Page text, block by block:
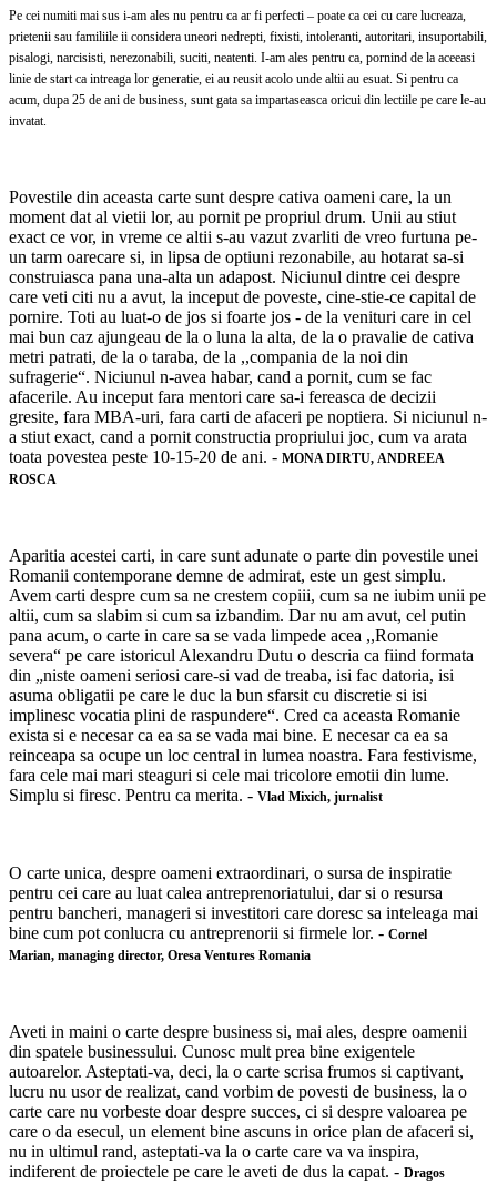
Pe cei numiti mai sus i-am ales nu pentru ca ar fi perfecti – poate ca cei cu care lucreaza,
prietenii sau familiile ii considera uneori nedrepti, fixisti, intoleranti, autoritari, insuportabili,
pisalogi, narcisisti, nerezonabili, suciti, neatenti. I-am ales pentru ca, pornind de la aceeasi
linie de start ca intreaga lor generatie, ei au reusit acolo unde altii au esuat. Si pentru ca
acum, dupa 25 de ani de business, sunt gata sa impartaseasca oricui din lectiile pe care le-au
invatat.
Povestile din aceasta carte sunt despre cativa oameni care, la un
moment dat al vietii lor, au pornit pe propriul drum. Unii au stiut
exact ce vor, in vreme ce altii s-au vazut zvarliti de vreo furtuna pe-
un tarm oarecare si, in lipsa de optiuni rezonabile, au hotarat sa-si
construiasca pana una-alta un adapost. Niciunul dintre cei despre
care veti citi nu a avut, la inceput de poveste, cine-stie-ce capital de
pornire. Toti au luat-o de jos si foarte jos - de la venituri care in cel
mai bun caz ajungeau de la o luna la alta, de la o pravalie de cativa
metri patrati, de la o taraba, de la ,,compania de la noi din
sufragerie“. Niciunul n-avea habar, cand a pornit, cum se fac
afacerile. Au inceput fara mentori care sa-i fereasca de decizii
gresite, fara MBA-uri, fara carti de afaceri pe noptiera. Si niciunul n-
a stiut exact, cand a pornit constructia propriului joc, cum va arata
toata povestea peste 10-15-20 de ani. - MONA DIRTU, ANDREEA
ROSCA
Aparitia acestei carti, in care sunt adunate o parte din povestile unei
Romanii contemporane demne de admirat, este un gest simplu.
Avem carti despre cum sa ne crestem copiii, cum sa ne iubim unii pe
altii, cum sa slabim si cum sa izbandim. Dar nu am avut, cel putin
pana acum, o carte in care sa se vada limpede acea ,,Romanie
severa“ pe care istoricul Alexandru Dutu o descria ca fiind formata
din „niste oameni seriosi care-si vad de treaba, isi fac datoria, isi
asuma obligatii pe care le duc la bun sfarsit cu discretie si isi
implinesc vocatia plini de raspundere“. Cred ca aceasta Romanie
exista si e necesar ca ea sa se vada mai bine. E necesar ca ea sa
reinceapa sa ocupe un loc central in lumea noastra. Fara festivisme,
fara cele mai mari steaguri si cele mai tricolore emotii din lume.
Simplu si firesc. Pentru ca merita. - Vlad Mixich, jurnalist
O carte unica, despre oameni extraordinari, o sursa de inspiratie
pentru cei care au luat calea antreprenoriatului, dar si o resursa
pentru bancheri, manageri si investitori care doresc sa inteleaga mai
bine cum pot conlucra cu antreprenorii si firmele lor. - Cornel
Marian, managing director, Oresa Ventures Romania
Aveti in maini o carte despre business si, mai ales, despre oamenii
din spatele businessului. Cunosc mult prea bine exigentele
autoarelor. Asteptati-va, deci, la o carte scrisa frumos si captivant,
lucru nu usor de realizat, cand vorbim de povesti de business, la o
carte care nu vorbeste doar despre succes, ci si despre valoarea pe
care o da esecul, un element bine ascuns in orice plan de afaceri si,
nu in ultimul rand, asteptati-va la o carte care va va inspira,
indiferent de proiectele pe care le aveti de dus la capat. - Dragos